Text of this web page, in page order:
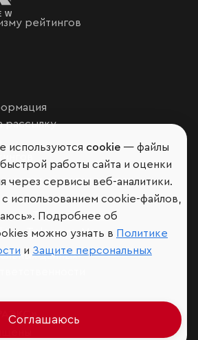
рейтингов
рассылку
сетях и мессенджерах
– Telegram,Max
–Telegram,Max
данных
используются cookie — файлы
работы сайта и оценки
через сервисы веб-аналитики.
использованием cookie-файлов,
Подробнее об
можно узнать в Политике
и Защите персональных
Соглашаюсь